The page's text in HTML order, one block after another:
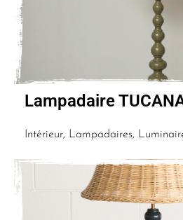
Lampadaire
Intérieur, Lampadaires,